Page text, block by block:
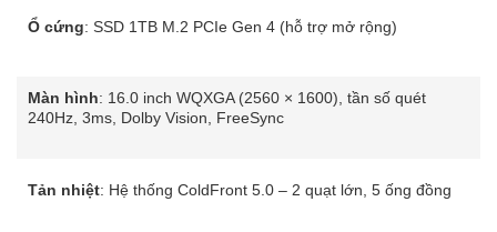
Ổ cứng: SSD 1TB M.2 PCIe Gen 4 (hỗ trợ mở rộng)
Màn hình: 16.0 inch WQXGA (2560 × 1600), tần số quét
240Hz, 3ms, Dolby Vision, FreeSync
Tản nhiệt: Hệ thống ColdFront 5.0 – 2 quạt lớn, 5 ống đồng